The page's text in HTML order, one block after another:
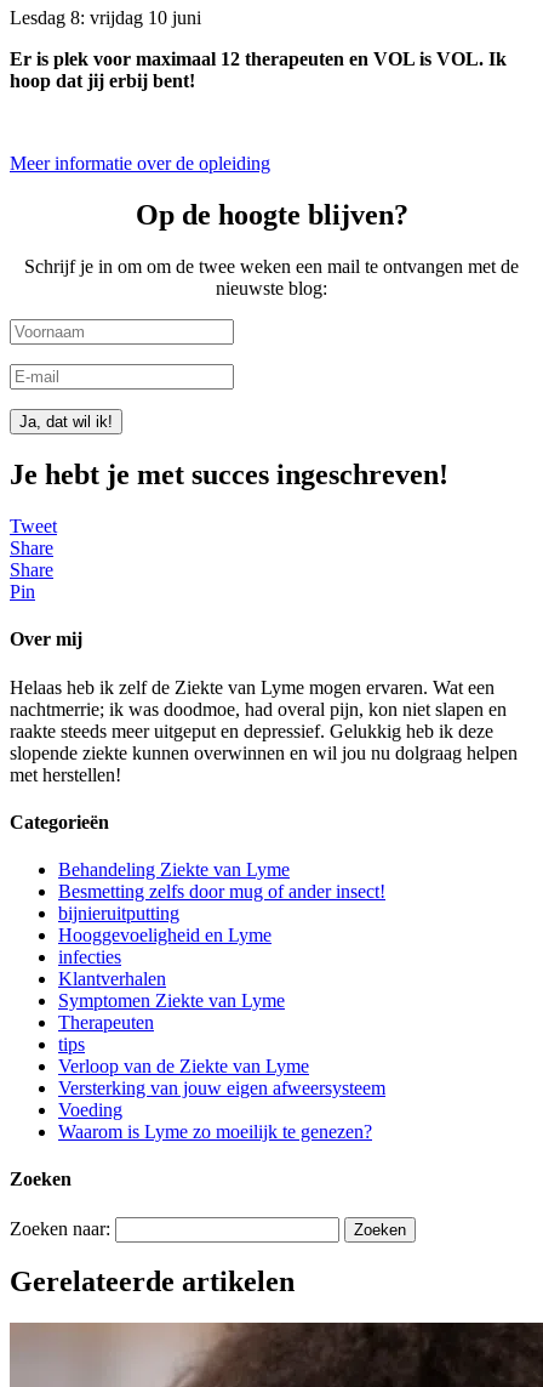
Lesdag 8: vrijdag 10 juni
Er is plek voor maximaal 12 therapeuten en VOL is VOL. Ik
hoop dat jij erbij bent!
Meer informatie over de opleiding
Op de hoogte blijven?
Schrijf je in om om de twee weken een mail te ontvangen met de
nieuwste blog:
Ja, dat wil ik!
Je hebt je met succes ingeschreven!
Tweet
Share
Share
Pin
Over mij
Helaas heb ik zelf de Ziekte van Lyme mogen ervaren. Wat een
nachtmerrie; ik was doodmoe, had overal pijn, kon niet slapen en
raakte steeds meer uitgeput en depressief. Gelukkig heb ik deze
slopende ziekte kunnen overwinnen en wil jou nu dolgraag helpen
met herstellen!
Categorieën
Behandeling Ziekte van Lyme
Besmetting zelfs door mug of ander insect!
bijnieruitputting
Hooggevoeligheid en Lyme
infecties
Klantverhalen
Symptomen Ziekte van Lyme
Therapeuten
tips
Verloop van de Ziekte van Lyme
Versterking van jouw eigen afweersysteem
Voeding
Waarom is Lyme zo moeilijk te genezen?
Zoeken
Zoeken naar:
Gerelateerde artikelen